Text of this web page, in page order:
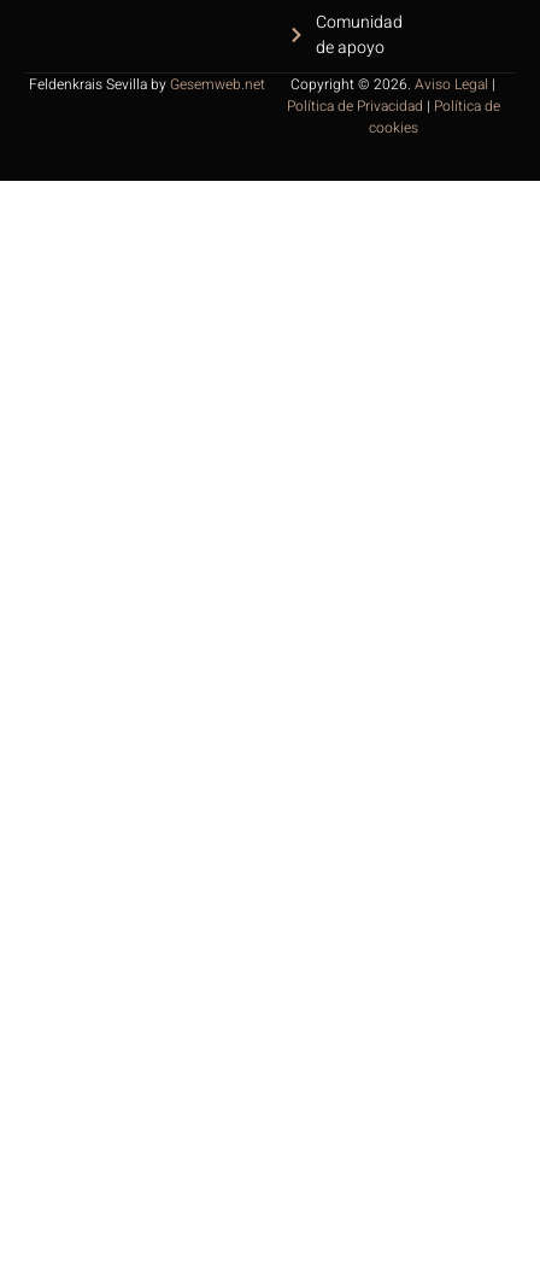
Comunidad
de apoyo
Feldenkrais Sevilla byGesemweb.net Copyright © 2026. Aviso Legal |
Política de Privacidad | Política de
cookies